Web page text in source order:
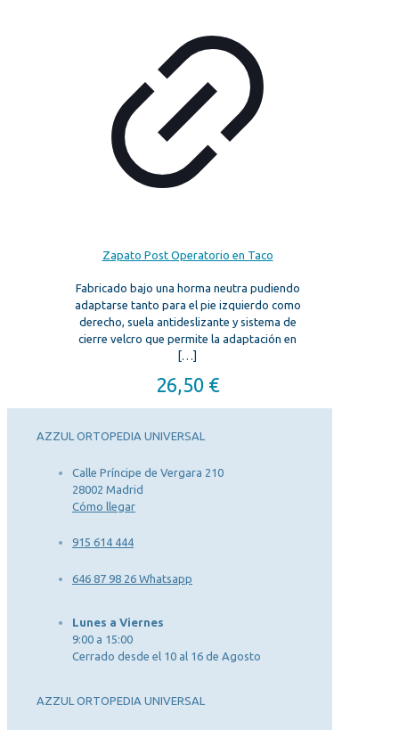
Zapato Post Operatorio en Taco
Fabricado bajo una horma neutra pudiendo
adaptarse tanto para el pie izquierdo como
derecho, suela antideslizante y sistema de
cierre velcro que permite la adaptación en
[…]
26,50 €
AZZUL ORTOPEDIA UNIVERSAL
Calle Príncipe de Vergara 210
28002 Madrid
Cómo llegar
915 614 444
646 87 98 26 Whatsapp
Lunes a Viernes
9:00 a 15:00
Cerrado desde el 10 al 16 de Agosto
AZZUL ORTOPEDIA UNIVERSAL